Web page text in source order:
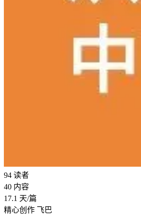
94 读者
40 内容
17.1 天/篇
精心创作 飞巴